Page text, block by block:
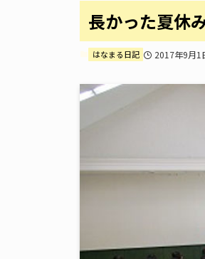
長かった夏休
はなまる日記 2017年9月1